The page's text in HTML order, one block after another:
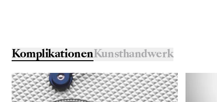
KomplikationenKunsthandwerk